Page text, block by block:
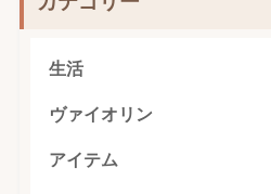
生活
ヴァイオリン
アイテム